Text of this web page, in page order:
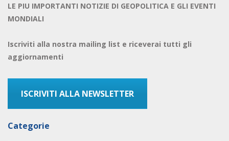
LE PIU IMPORTANTI NOTIZIE DI GEOPOLITICA E GLI EVENTI
MONDIALI
Iscriviti alla nostra mailing list e riceverai tutti gli
aggiornamenti
ISCRIVITI ALLA NEWSLETTER
Categorie